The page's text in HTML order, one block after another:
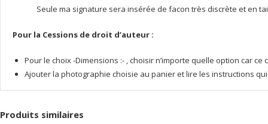
Seule ma signature sera insérée de facon très discrète et en
Pour la Cessions de droit d’auteur :
Pour le choix -Dimensions :- , choisir n’importe quelle option car
Ajouter la photographie choisie au panier et lire les instructions
Produits similaires